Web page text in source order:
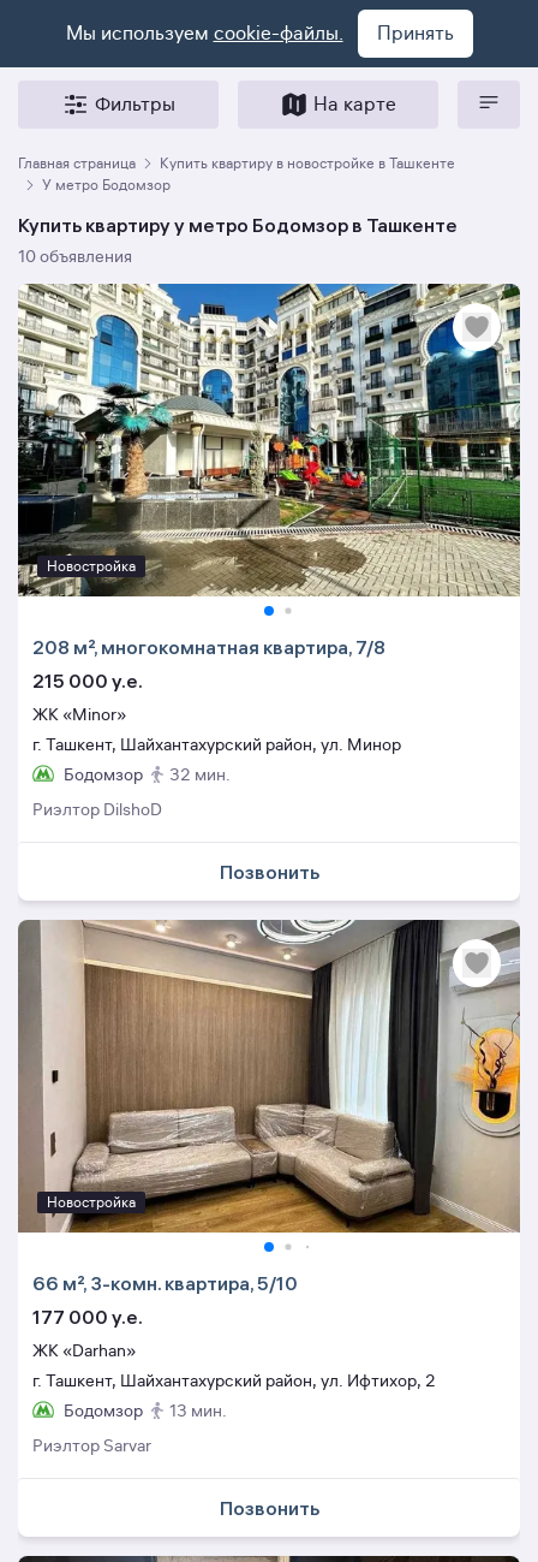
Мы используем cookie-файлы. Принять
Фильтры На карте
Главная страница
Купить квартиру в новостройке в Ташкенте
У метро Бодомзор
Купить квартиру у метро Бодомзор в Ташкенте
10 объявления
Новостройка
208 м², многокомнатная квартира, 7/8
215 000 y.e.
ЖК «Minor»
г. Ташкент, Шайхантахурский район, ул. Минор
Бодомзор
32 мин.
Риэлтор DilshoD
Позвонить
Новостройка
66 м², 3-комн. квартира, 5/10
177 000 y.e.
ЖК «Darhan»
г. Ташкент, Шайхантахурский район, ул. Ифтихор, 2
Бодомзор
13 мин.
Риэлтор Sarvar
Позвонить